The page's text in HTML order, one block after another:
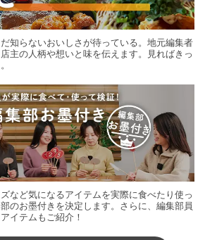
知らないおいしさが待っている。地元編集者
主の人柄や想いと味を伝えます。見ればきっ
など気になるアイテムを実際に食べたり使っ
のお墨付きを決定します。さらに、編集部員
イテムもご紹介！